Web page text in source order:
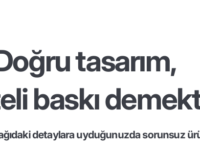
tasarım,
baskı
detaylara uyduğunuzda sorunsuz